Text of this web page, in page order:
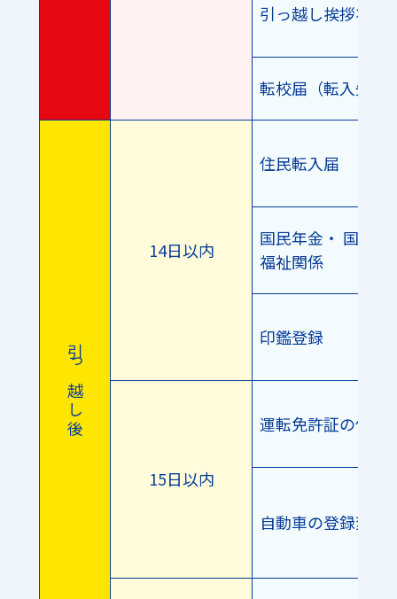
引っ越し挨拶状・
転校届（転入先）
引 っ 越 し 後
14日以内
住民転入届
国民年金・ 国民健
福祉関係
印鑑登録
15日以内
運転免許証の住所
自動車の登録変更